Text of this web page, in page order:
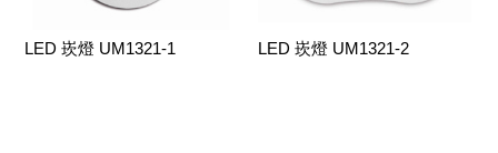
LED 崁燈 UM1321-1 LED 崁燈 UM1321-2